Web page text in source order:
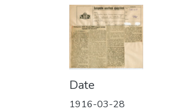
Date
1916-03-28